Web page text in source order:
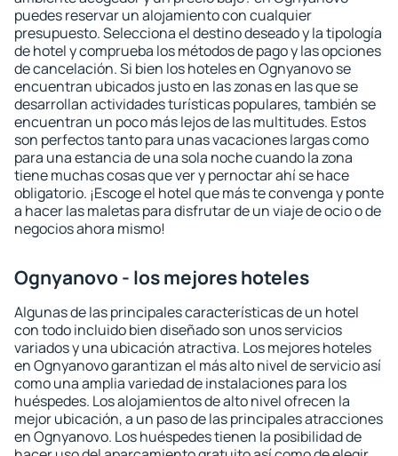
puedes reservar un alojamiento con cualquier
presupuesto. Selecciona el destino deseado y la tipología
de hotel y comprueba los métodos de pago y las opciones
de cancelación. Si bien los hoteles en Ognyanovo se
encuentran ubicados justo en las zonas en las que se
desarrollan actividades turísticas populares, también se
encuentran un poco más lejos de las multitudes. Estos
son perfectos tanto para unas vacaciones largas como
para una estancia de una sola noche cuando la zona
tiene muchas cosas que ver y pernoctar ahí se hace
obligatorio. ¡Escoge el hotel que más te convenga y ponte
a hacer las maletas para disfrutar de un viaje de ocio o de
negocios ahora mismo!
Ognyanovo - los mejores hoteles
Algunas de las principales características de un hotel
con todo incluido bien diseñado son unos servicios
variados y una ubicación atractiva. Los mejores hoteles
en Ognyanovo garantizan el más alto nivel de servicio así
como una amplia variedad de instalaciones para los
huéspedes. Los alojamientos de alto nivel ofrecen la
mejor ubicación, a un paso de las principales atracciones
en Ognyanovo. Los huéspedes tienen la posibilidad de